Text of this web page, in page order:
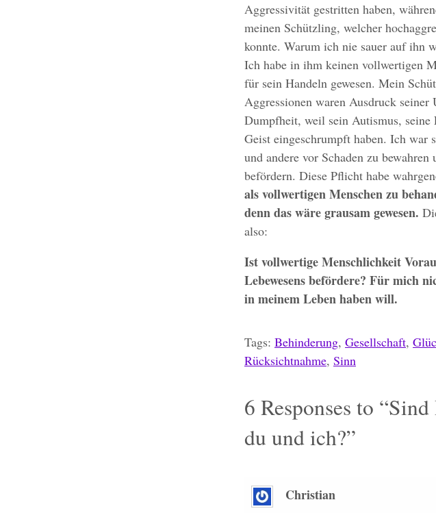
Aggressivität gestritten haben,
meinen Schützling, welcher
konnte. Warum ich nie sauer auf ihn
Ich habe in ihm keinen vollwertigen
für sein Handeln gewesen. Mein
Aggressionen waren Ausdruck
Dumpfheit, weil sein Autismus, seine
Geist eingeschrumpft haben. Ich war
und andere vor Schaden zu
befördern. Diese Pflicht habe
als vollwertigen Menschen zu
denn das wäre grausam gewesen.
also:
Ist vollwertige Menschlichkeit
Lebewesens befördere? Für mich
in meinem Leben haben will.
Tags: Behinderung, Gesellschaft,
Rücksichtnahme, Sinn
6 Responses to
du und ich?”
Christian